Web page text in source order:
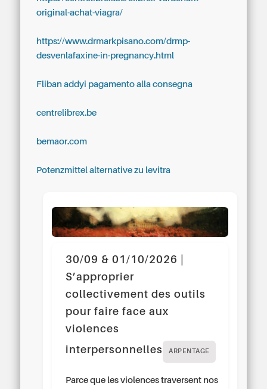
original-achat-viagra/
https://www.drmarkpisano.com/drmp-
desvenlafaxine-in-pregnancy.html
Fliban addyi pagamento alla consegna
centrelibrex.be
bemaor.com
Potenzmittel alternative zu levitra
30/09 & 01/10/2026 |
S’approprier
collectivement des outils
pour faire face aux
violences
interpersonnelles
ARPENTAGE
Parce que les violences traversent nos